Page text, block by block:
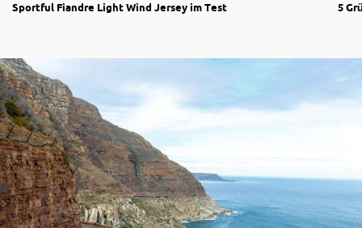
Sportful Fiandre Light Wind Jersey im Test 5